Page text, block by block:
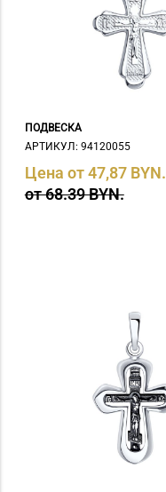
ПОДВЕСКА
АРТИКУЛ: 94120055
Цена от 47,87 BYN.
от 68.39 BYN.